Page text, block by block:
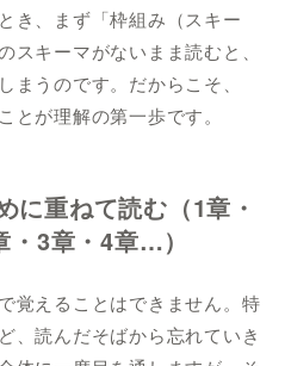
き、まず「枠組み（スキー
スキーマがないまま読むと、
まうのです。だからこそ、
とが理解の第一歩です。
に重ねて読む（1章・
3章・4章…）
覚えることはできません。特
、読んだそばから忘れていき